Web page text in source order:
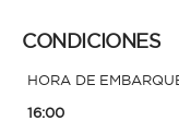
CONDICIONES
HORA DE
16:00